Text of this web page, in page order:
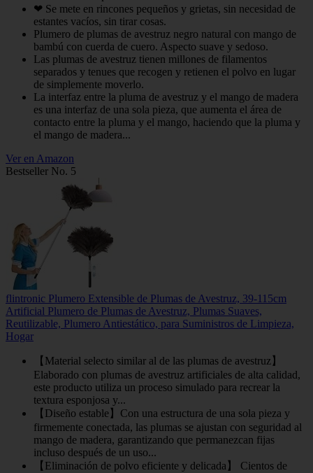
❤ Se mete en rincones pequeños y grietas, sin necesidad de
estantes vacíos, sin tirar cosas.
Plumero de plumas de avestruz negro natural con mango de
bambú con cuerda de cuero. Aspecto suave y sedoso.
Las plumas de avestruz tienen millones de filamentos
separados y tenues que recogen y retienen el polvo en lugar
de simplemente moverlo.
La interfaz entre la pluma de avestruz y el mango de madera
es una interfaz de una sola pieza, que aumenta el área de
contacto entre la pluma y el mango, haciendo que la pluma y
el mango de madera...
Ver en Amazon
Bestseller No. 5
flintronic Plumero Extensible de Plumas de Avestruz, 39-115cm
Artificial Plumero de Plumas de Avestruz, Plumas Suaves,
Reutilizable, Plumero Antiestático, para Suministros de Limpieza,
Hogar
【Material selecto similar al de las plumas de avestruz】
Elaborado con plumas de avestruz artificiales de alta calidad,
este producto utiliza un proceso simulado para recrear la
textura esponjosa y...
【Diseño estable】Con una estructura de una sola pieza y
firmemente conectada, las plumas se ajustan con seguridad al
mango de madera, garantizando que permanezcan fijas
incluso después de un uso...
【Eliminación de polvo eficiente y delicada】 Cientos de